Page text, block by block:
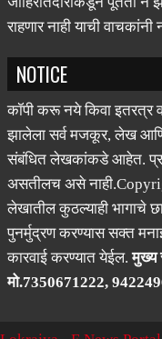
जाहिरातदाराकडून पूर्तता
राहणार नाही याची वाचकांनी
NOTICE
कॉपी करू नये किवा इतरत्र
झालेला सर्व मजकूर, लेख
संबंधित लेखकांकडे आहेत.
असतीलच असे
लेखातील कुठल्याही भागाचे
पुनर्मुद्रण करण्यास सक्त
कारवाई करण्यात येईल. मुख्य
मो.7350671222,